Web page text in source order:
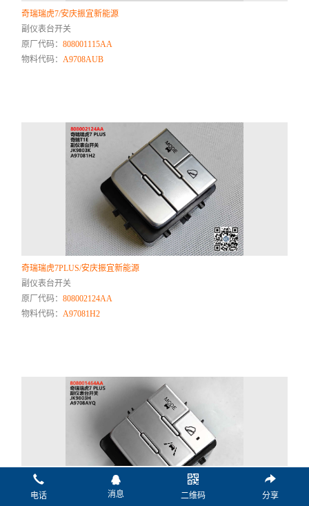
奇瑞瑞虎7/安庆振宜新能源
副仪表台开关
原厂代码：808001115AA
物料代码：A9708AUB
奇瑞瑞虎7PLUS/安庆振宜新能源
副仪表台开关
原厂代码：808002124AA
物料代码：A97081H2
电话 消息 二维码 分享